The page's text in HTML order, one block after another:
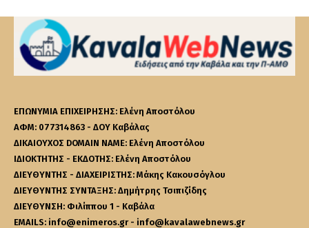
ΕΠΩΝΥΜΙΑ ΕΠΙΧΕΙΡΗΣΗΣ: Ελένη Αποστόλου
ΑΦΜ: 077314863 - ΔΟΥ Καβάλας
ΔΙΚΑΙΟΥΧΟΣ DOMAIN NAME: Ελένη Αποστόλου
ΙΔΙΟΚΤΗΤΗΣ - ΕΚΔΟΤΗΣ: Ελένη Αποστόλου
ΔΙΕΥΘΥΝΤΗΣ - ΔΙΑΧΕΙΡΙΣΤΗΣ: Μάκης Κακουσόγλου
ΔΙΕΥΘΥΝΤΗΣ ΣΥΝΤΑΞΗΣ: Δημήτρης Τσιπιζίδης
ΔΙΕΥΘΥΝΣΗ: Φιλίππου 1 - Καβάλα
EMAILS: info@enimeros.gr - info@kavalawebnews.gr